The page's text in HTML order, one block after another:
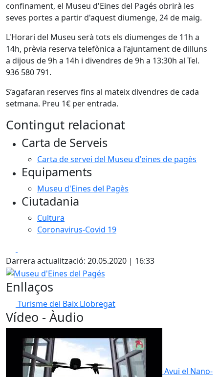
confinament, el Museu d'Eines del Pagés obrirà les
seves portes a partir d'aquest diumenge, 24 de maig.
L'Horari del Museu serà tots els diumenges de 11h a
14h, prèvia reserva telefònica a l'ajuntament de dilluns
a dijous de 9h a 14h i divendres de 9h a 13:30h al Tel.
936 580 791.
S’agafaran reserves fins al mateix divendres de cada
setmana. Preu 1€ per entrada.
Contingut relacionat
Carta de Serveis
Carta de servei del Museu d'eines de pagès
Equipaments
Museu d'Eines del Pagès
Ciutadania
Cultura
Coronavirus-Covid 19
Darrera actualització: 20.05.2020 | 16:33
Museu d'Eines del Pagés
Enllaços
Turisme del Baix Llobregat
Vídeo - Àudio
Avui el Nano-